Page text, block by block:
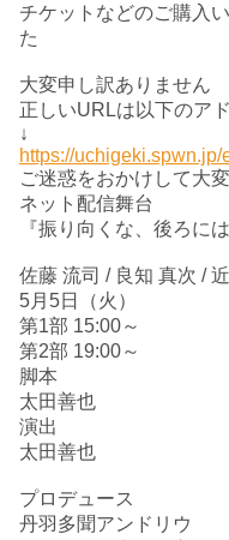
チケットなどのご購入
た
大変申し訳ありません
正しいURLは以下のア
↓
https://
ご迷惑をおかけして大
ネット配信舞台
『振り向くな、後ろに
佐藤 流司 / 良知 真次 /
5月5日（火）
第1部 15:00～
第2部 19:00～
脚本
太田善也
演出
太田善也
プロデュース
丹羽多聞アンドリウ